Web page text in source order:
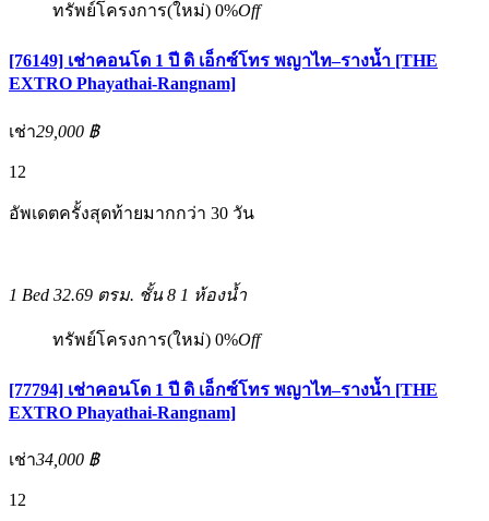
ทรัพย์โครงการ(ใหม่) 0%Off
[76149] เช่าคอนโด 1 ปี ดิ เอ็กซ์โทร พญาไท–รางน้ำ [THE
EXTRO Phayathai-Rangnam]
เช่า29,000 ฿
12
อัพเดตครั้งสุดท้ายมากกว่า 30 วัน
1 Bed 32.69 ตรม. ชั้น 8 1 ห้องน้ำ
ทรัพย์โครงการ(ใหม่) 0%Off
[77794] เช่าคอนโด 1 ปี ดิ เอ็กซ์โทร พญาไท–รางน้ำ [THE
EXTRO Phayathai-Rangnam]
เช่า34,000 ฿
12